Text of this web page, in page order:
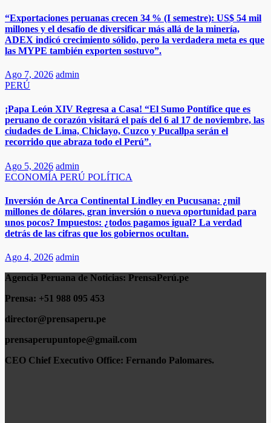
“Exportaciones peruanas crecen 34 % (I semestre): US$ 54 mil
millones y el desafío de diversificar más allá de la minería,
ADEX indicó crecimiento sólido, pero la verdadera meta es que
las MYPE también exporten sostuvo”.​​
Ago 7, 2026 admin
PERÚ
¡Papa León XIV Regresa a Casa! “El Sumo Pontífice que es
peruano de corazón visitará el país del 6 al 17 de noviembre, las
ciudades de Lima, Chiclayo, Cuzco y Pucallpa serán el
recorrido que abraza todo el Perú”.​
Ago 5, 2026 admin
ECONOMÍA PERÚ POLÍTICA
Inversión de Arca Continental Lindley en Pucusana: ¿mil
millones de dólares, gran inversión o nueva oportunidad para
unos pocos? Impuestos: ¿todos pagamos igual? La verdad
detrás de las cifras que los gobiernos ocultan.
Ago 4, 2026 admin
Agencia Peruana de Noticias: PrensaPerú.pe
Prensa: +51 988 095 453
director@prensaperu.pe
prensaperupuntope@gmail.com
CEO Chief Executivo Office: Fernando Palomares.